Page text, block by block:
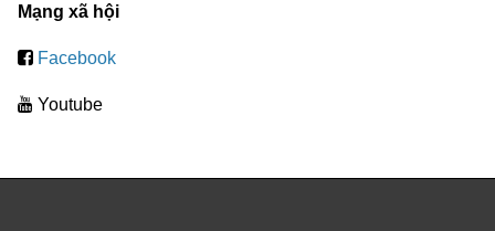
Mạng xã hội
Facebook
Youtube